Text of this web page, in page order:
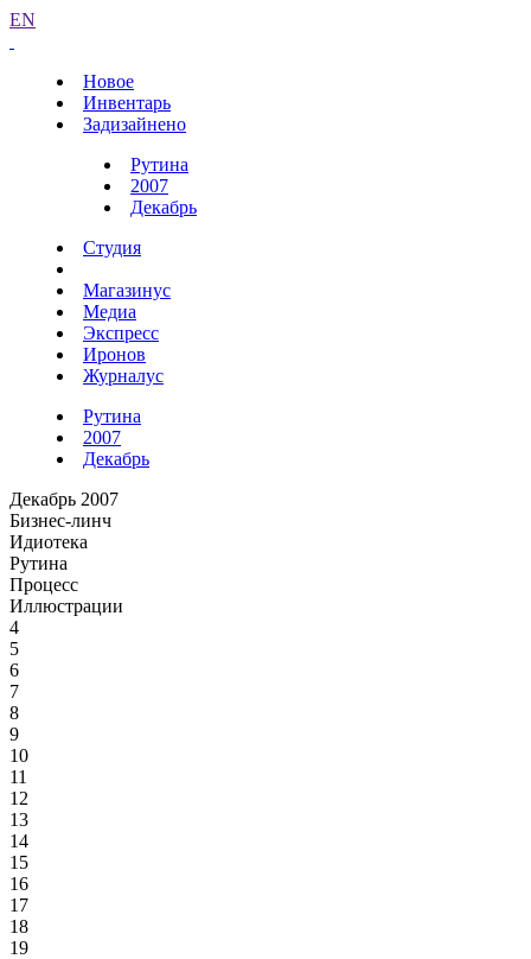
EN
Новое
Инвентарь
Задизайнено
Рутина
2007
Декабрь
Студия
Магазинус
Медиа
Экспресс
Иронов
Журналус
Рутина
2007
Декабрь
Декабрь 2007
Бизнес-линч
Идиотека
Рутина
Процесс
Иллюстрации
4
5
6
7
8
9
10
11
12
13
14
15
16
17
18
19